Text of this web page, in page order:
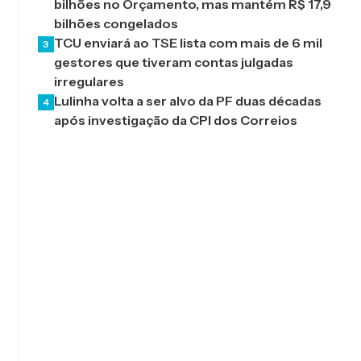
bilhões no Orçamento, mas mantém R$ 17,9
bilhões congelados
3 TCU enviará ao TSE lista com mais de 6 mil
gestores que tiveram contas julgadas
irregulares
4 Lulinha volta a ser alvo da PF duas décadas
após investigação da CPI dos Correios